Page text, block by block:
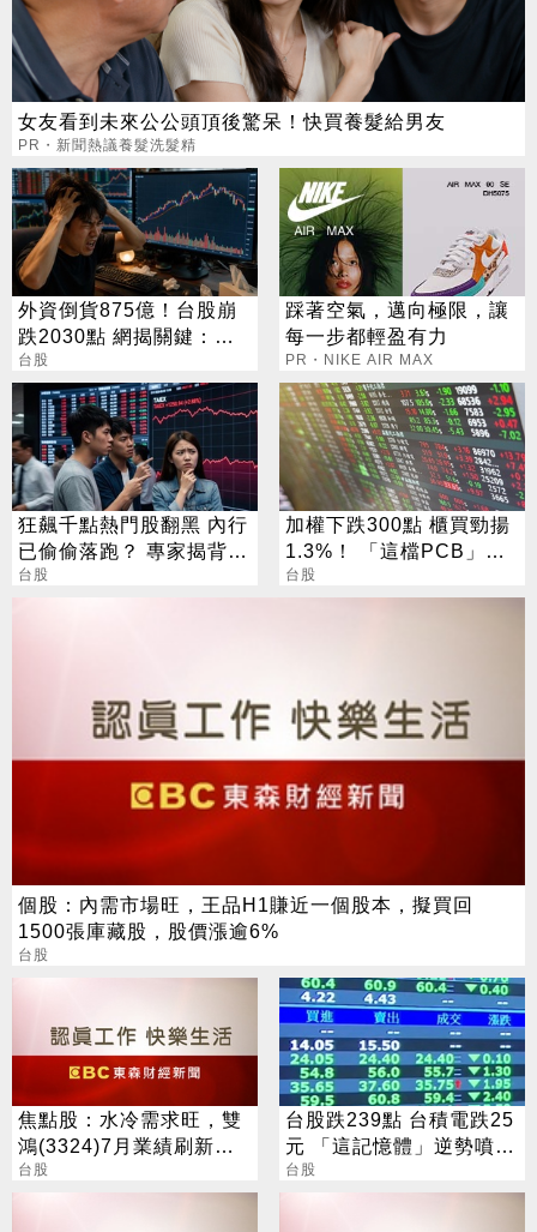
女友看到未來公公頭頂後驚呆！快買養髮給男友
PR・新聞熱議養髮洗髮精
外資倒貨875億！台股崩
跌2030點 網揭關鍵：沒
人接
台股
踩著空氣，邁向極限，讓
每一步都輕盈有力
PR・NIKE AIR MAX
狂飆千點熱門股翻黑 內行
已偷偷落跑？ 專家揭背後
警訊
台股
加權下跌300點 櫃買勁揚
1.3%！ 「這檔PCB」連3
天漲停
台股
個股：內需市場旺，王品H1賺近一個股本，擬買回
1500張庫藏股，股價漲逾6%
台股
焦點股：水冷需求旺，雙
鴻(3324)7月業績刷新紀
錄，今股價噴漲停
台股
台股跌239點 台積電跌25
元 「這記憶體」逆勢噴
5%
台股